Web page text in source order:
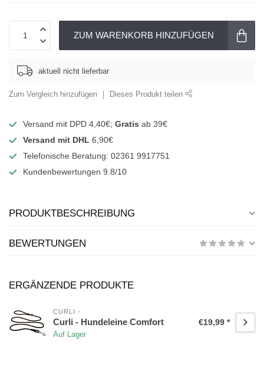
ZUM WARENKORB HINZUFÜGEN
aktuell nicht lieferbar
Zum Vergleich hinzufügen Dieses Produkt teilen
Versand mit DPD 4,40€; Gratis ab 39€
Versand mit DHL 6,90€
Telefonische Beratung: 02361 9917751
Kundenbewertungen 9.8/10
PRODUKTBESCHREIBUNG
BEWERTUNGEN
ERGÄNZENDE PRODUKTE
CURLI -
Curli - Hundeleine Comfort
Auf Lager
€19,99 *